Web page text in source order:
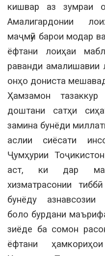
кишвар аз зумраи
Амалигардонии
маҷмӯӣ барои модар
ёфтани лоиҳаи
раванди амалишавии
онҳо дониста
Ҳамзамон
доштани сатҳи
замина бунёди
аслии сиёсати
Ҷумҳурии
аст, ки дар
хизматрасонии
бунёду азнавсозии
боло бурдани
зиёде ба сомон
ёфтани